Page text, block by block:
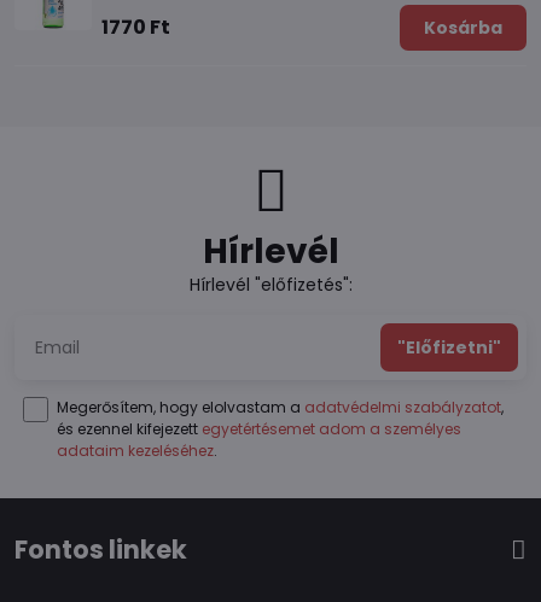
1770 Ft Kosárba
Hírlevél
Hírlevél "előfizetés":
"Előfizetni"
Megerősítem, hogy elolvastam a adatvédelmi szabályzatot,
és ezennel kifejezett egyetértésemet adom a személyes
adataim kezeléséhez.
Fontos linkek